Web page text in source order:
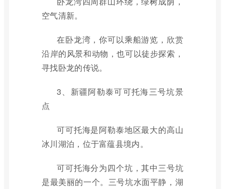
空气清新。
在卧龙湾，你可以乘船游览，欣赏
沿岸的风景和动物，也可以徒步探索，
寻找卧龙的传说。
3、新疆阿勒泰可可托海三号坑景
点
可可托海是阿勒泰地区最大的高山
冰川湖泊，位于富蕴县境内。
可可托海分为四个坑，其中三号坑
是最美丽的一个。三号坑水面平静，湖